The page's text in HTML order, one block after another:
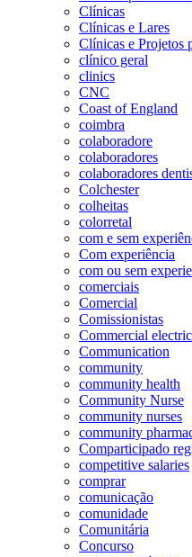
Clínicas
Clínicas e Lares
Clínicas e Projetos
clínico geral
clinics
CNC
Coast of England
coimbra
colaboradore
colaboradores
colaboradores
Colchester
colheitas
colorretal
com e sem
Com experiência
com ou sem
comerciais
Comercial
Comissionistas
Commercial
Communication
community
community health
Community Nurse
community nurses
community
Comparticipado
competitive salaries
comprar
comunicação
comunidade
Comunitária
Concurso